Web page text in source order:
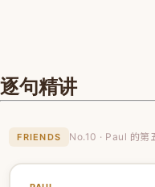
逐句精讲
FRIENDS No.10 · Paul 的第